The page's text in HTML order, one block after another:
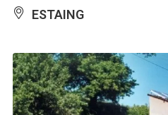
ESTAING